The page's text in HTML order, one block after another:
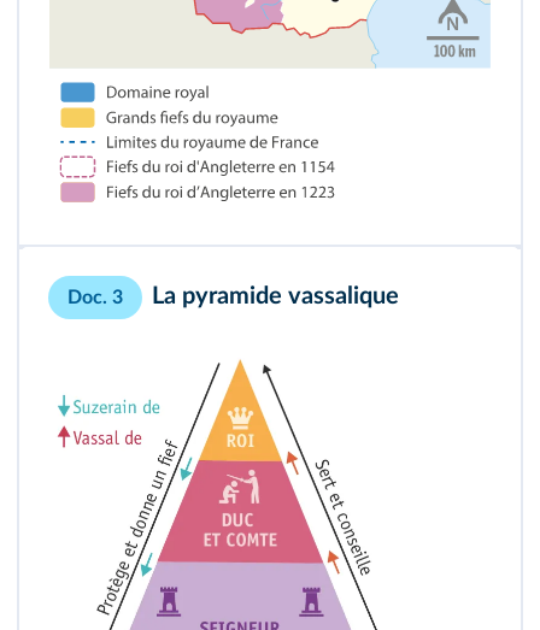
Doc. 3 La pyramide vassalique